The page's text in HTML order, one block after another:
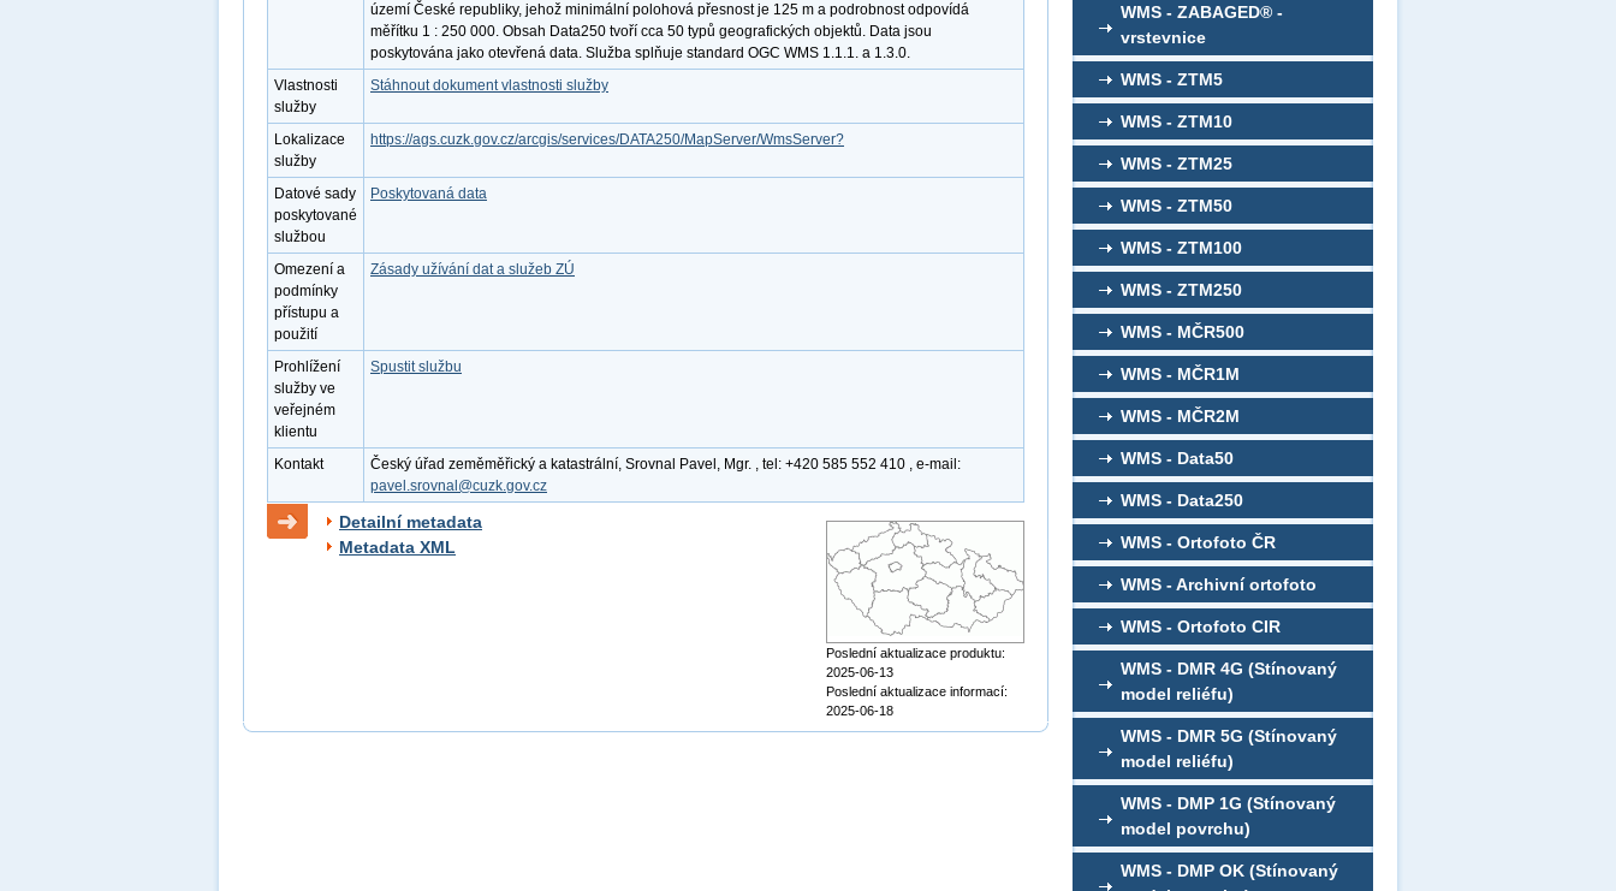
WMS - ZABAGED® -
vrstevnice
WMS - ZTM5
WMS - ZTM10
WMS - ZTM25
WMS - ZTM50
WMS - ZTM100
WMS - ZTM250
WMS - MČR500
WMS - MČR1M
WMS - MČR2M
WMS - Data50
WMS - Data250
WMS - Ortofoto ČR
WMS - Archivní ortofoto
WMS - Ortofoto CIR
WMS - DMR 4G (Stínovaný
model reliéfu)
WMS - DMR 5G (Stínovaný
model reliéfu)
WMS - DMP 1G (Stínovaný
model povrchu)
WMS - DMP OK (Stínovaný
území České republiky, jehož minimální polohová přesnost je 125 m a podrobnost odpovídá
měřítku 1 : 250 000. Obsah Data250 tvoří cca 50 typů geografických objektů. Data jsou
poskytována jako otevřená data. Služba splňuje standard OGC WMS 1.1.1. a 1.3.0.
Vlastnosti
služby
Stáhnout dokument vlastnosti služby
Lokalizace
služby
https://ags.cuzk.gov.cz/arcgis/services/DATA250/MapServer/WmsServer?
Datové sady
poskytované
službou
Poskytovaná data
Omezení a
podmínky
přístupu a
použití
Zásady užívání dat a služeb ZÚ
Prohlížení
služby ve
veřejném
klientu
Spustit službu
Kontakt
Český úřad zeměměřický a katastrální, Srovnal Pavel, Mgr. , tel: +420 585 552 410 , e-mail:
pavel.srovnal@cuzk.gov.cz
Detailní metadata
Metadata XML
Poslední aktualizace produktu:
2025-06-13
Poslední aktualizace informací:
2025-06-18